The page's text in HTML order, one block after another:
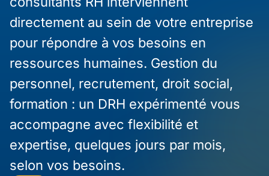
directement au sein de votre entreprise
pour répondre à vos besoins en
ressources humaines. Gestion du
personnel, recrutement, droit social,
formation : un DRH expérimenté vous
accompagne avec flexibilité et
expertise, quelques jours par mois,
selon vos besoins.